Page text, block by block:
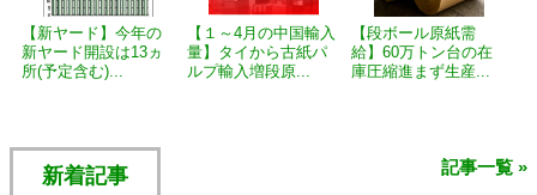
【新ヤード】今年の
新ヤード開設は13ヵ
所(予定含む)...
【１～4月の中国輸入
量】タイから古紙パ
ルプ輸入増段原...
【段ボール原紙需
給】60万トン台の在
庫圧縮進まず生産...
新着記事 記事一覧 »